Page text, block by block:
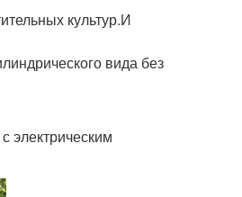
культур.И
вида без
электрическим